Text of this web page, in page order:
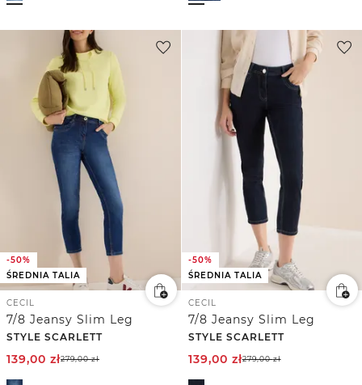
-50%
ŚREDNIA TALIA
CECIL
7/8 Jeansy Slim Leg
STYLE SCARLETT
139,00 zł279,00zł
-50%
ŚREDNIA TALIA
CECIL
7/8 Jeansy Slim Leg
STYLE SCARLETT
139,00 zł279,00zł